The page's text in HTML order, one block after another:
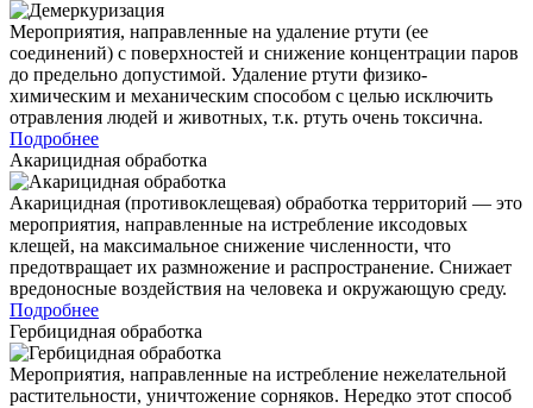
Мероприятия, направленные на удаление ртути (ее
соединений) с поверхностей и снижение концентрации паров
до предельно допустимой. Удаление ртути физико-
химическим и механическим способом с целью исключить
отравления людей и животных, т.к. ртуть очень токсична.
Подробнее
Акарицидная обработка
Акарицидная (противоклещевая) обработка территорий — это
мероприятия, направленные на истребление иксодовых
клещей, на максимальное снижение численности, что
предотвращает их размножение и распространение. Снижает
вредоносные воздействия на человека и окружающую среду.
Подробнее
Гербицидная обработка
Мероприятия, направленные на истребление нежелательной
растительности, уничтожение сорняков. Нередко этот способ